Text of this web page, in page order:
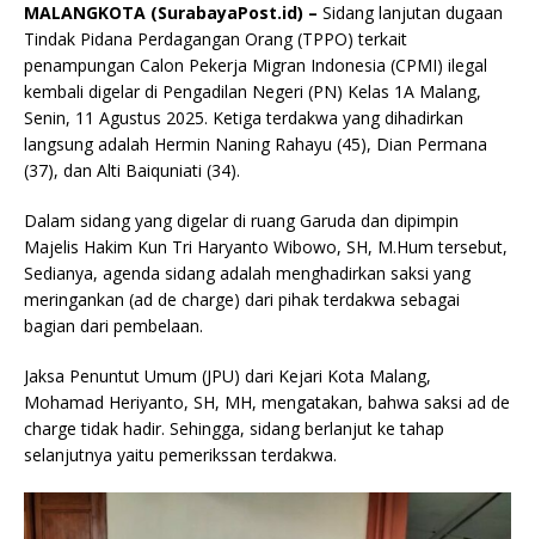
MALANGKOTA (SurabayaPost.id) – Sidang lanjutan dugaan
Tindak Pidana Perdagangan Orang (TPPO) terkait
penampungan Calon Pekerja Migran Indonesia (CPMI) ilegal
kembali digelar di Pengadilan Negeri (PN) Kelas 1A Malang,
Senin, 11 Agustus 2025. Ketiga terdakwa yang dihadirkan
langsung adalah Hermin Naning Rahayu (45), Dian Permana
(37), dan Alti Baiquniati (34).
Dalam sidang yang digelar di ruang Garuda dan dipimpin
Majelis Hakim Kun Tri Haryanto Wibowo, SH, M.Hum tersebut,
Sedianya, agenda sidang adalah menghadirkan saksi yang
meringankan (ad de charge) dari pihak terdakwa sebagai
bagian dari pembelaan.
Jaksa Penuntut Umum (JPU) dari Kejari Kota Malang,
Mohamad Heriyanto, SH, MH, mengatakan, bahwa saksi ad de
charge tidak hadir. Sehingga, sidang berlanjut ke tahap
selanjutnya yaitu pemerikssan terdakwa.